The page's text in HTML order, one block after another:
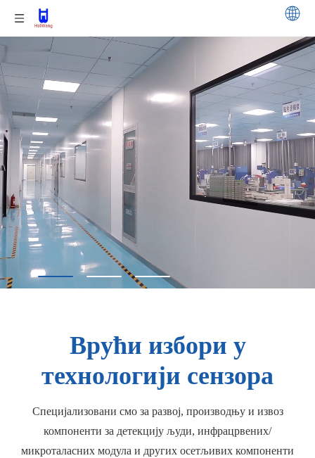
Врући избори у
технологији сензора
Специјализовани смо за развој, производњу и извоз
компоненти за детекцију људи, инфрацрвених/
микроталасних модула и других осетљивих компоненти